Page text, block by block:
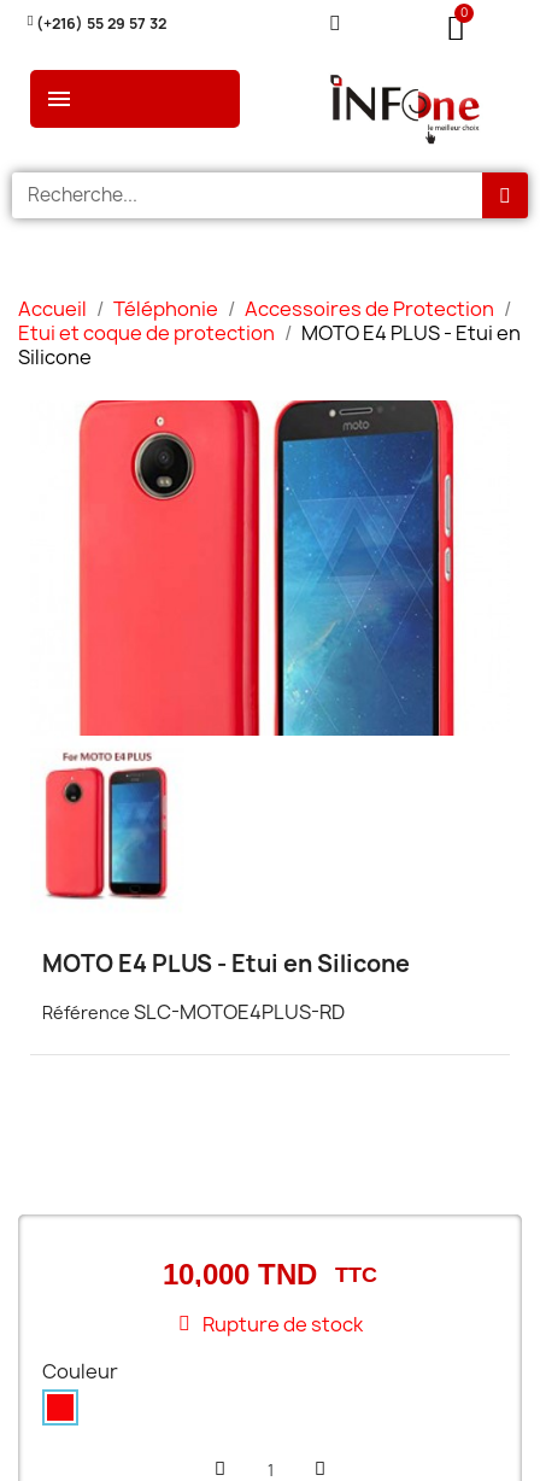
(+216) 55 29 57 32
Accueil Téléphonie
Accessoires de Protection
Etui et coque de protection
MOTO E4 PLUS - Etui en
Silicone
MOTO E4 PLUS - Etui en Silicone
Référence SLC-MOTOE4PLUS-RD
10,000 TND TTC
Rupture de stock
Couleur